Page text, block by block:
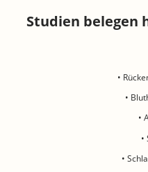
Studien belegen
•
•
•
•
•